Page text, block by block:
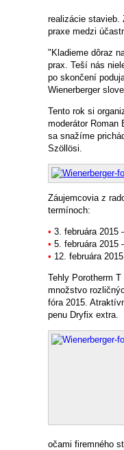
realizácie stavieb.
praxe medzi
"Kladieme dôraz
prax. Teší nás
po skončení
Wienerberger
Tento rok si
moderátor Roman
sa snažíme
Szöllösi.
Záujemcovia z
termínoch:
• 3. februára 2015
• 5. februára 2015
• 12. februára
Tehly Porotherm
množstvo
fóra 2015.
penu Dryfix extra.
očami firemného